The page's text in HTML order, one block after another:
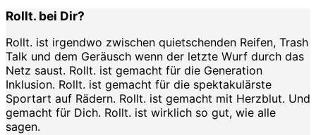
Rollt. bei Dir?
Rollt. ist irgendwo zwischen quietschenden Reifen, Trash
Talk und dem Geräusch wenn der letzte Wurf durch das
Netz saust. Rollt. ist gemacht für die Generation
Inklusion. Rollt. ist gemacht für die spektakulärste
Sportart auf Rädern. Rollt. ist gemacht mit Herzblut. Und
gemacht für Dich. Rollt. ist wirklich so gut, wie alle
sagen.